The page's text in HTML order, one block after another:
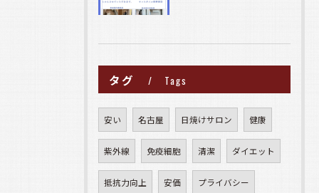
タグ Tags
安い 名古屋 日焼けサロン 健康
紫外線 免疫細胞 清潔 ダイエット
抵抗力向上 安価 プライバシー